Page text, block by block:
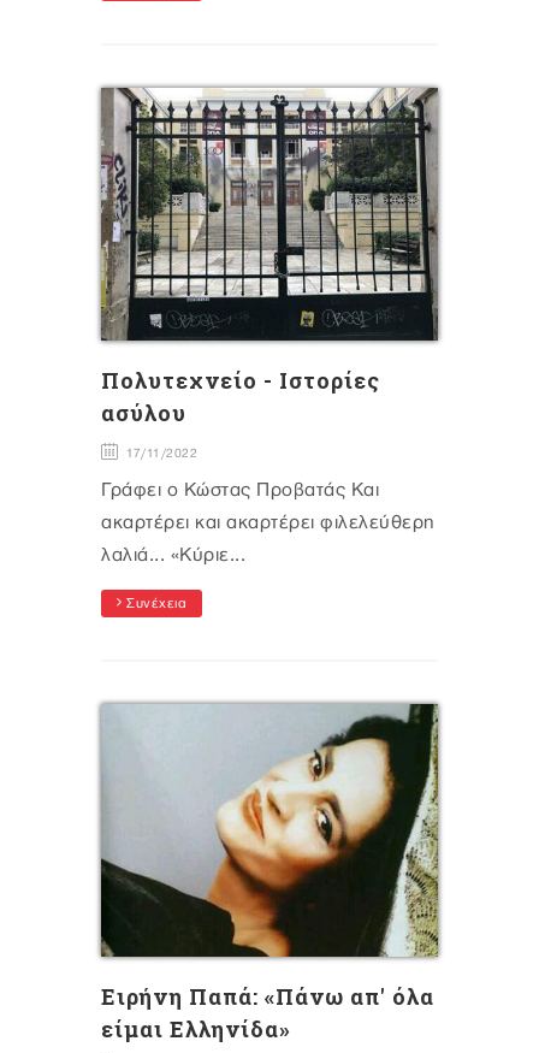
Πολυτεχνείο - Ιστορίες
ασύλου
17/11/2022
Γράφει ο Κώστας Προβατάς Και
ακαρτέρει και ακαρτέρει φιλελεύθερη
λαλιά... «Κύριε...
Συνέχεια
Ειρήνη Παπά: «Πάνω απ' όλα
είμαι Ελληνίδα»